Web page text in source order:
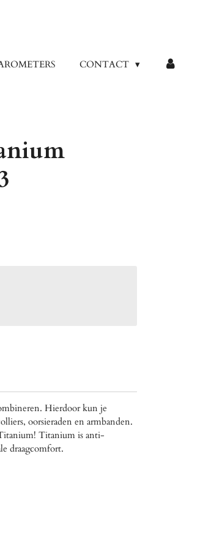
CONTACT
Hierdoor kun je
oorsieraden en armbanden.
Titanium is anti-
draagcomfort.